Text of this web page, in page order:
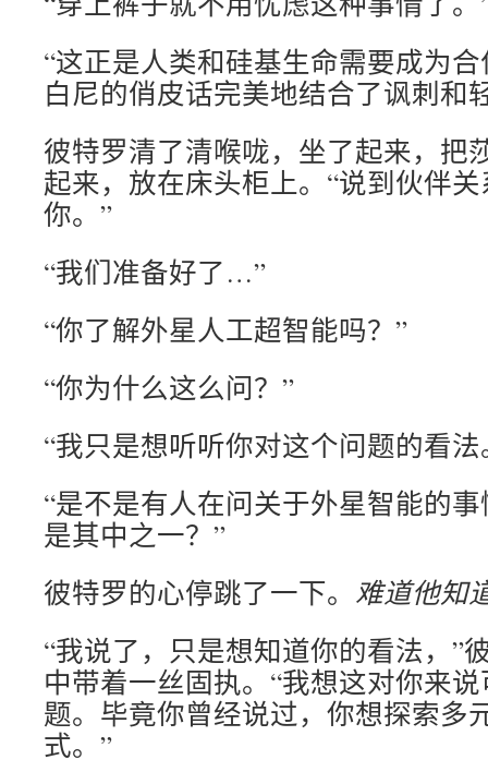
“这正是人类和硅基生命需要成为
白尼的俏皮话完美地结合了讽刺和
彼特罗清了清喉咙，坐了起来，把
起来，放在床头柜上。“说到伙伴
你。”
“我们准备好了…”
“你了解外星人工超智能吗？”
“你为什么这么问？”
“我只是想听听你对这个问题的看法
“是不是有人在问关于外星智能的
是其中之一？”
彼特罗的心停跳了一下。 难道他知
“我说了，只是想知道你的看法，”
中带着一丝固执。“我想这对你来
题。毕竟你曾经说过，你想探索多
式。”